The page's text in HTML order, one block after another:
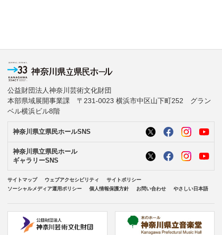
公益財団法人神奈川芸術文化財団
本部県域展開事業課 〒231-0023 横浜市中区山下町252 グラン
ベル横浜ビル8階
神奈川県立県民ホールSNS
神奈川県立県民ホール
ギャラリーSNS
サイトマップ ウェブアクセシビリティ
サイトポリシー
ソーシャルメディア運用ポリシー
個人情報保護方針 お問い合わせ やさしい日本語